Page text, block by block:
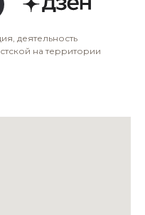
деятельность
на территории